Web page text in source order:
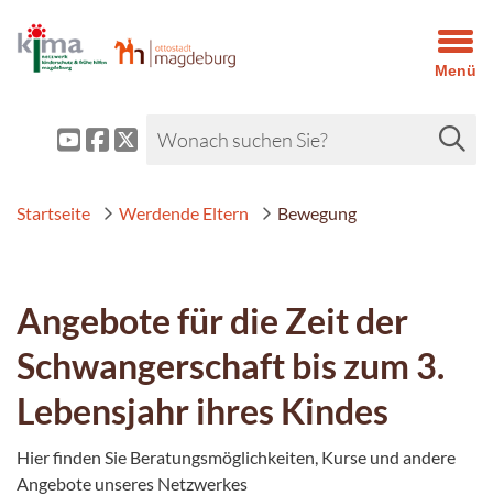
Menü
Startseite Werdende Eltern Bewegung
Angebote für die Zeit der
Schwangerschaft bis zum 3.
Lebensjahr ihres Kindes
Hier finden Sie Beratungsmöglichkeiten, Kurse und andere
Angebote unseres Netzwerkes